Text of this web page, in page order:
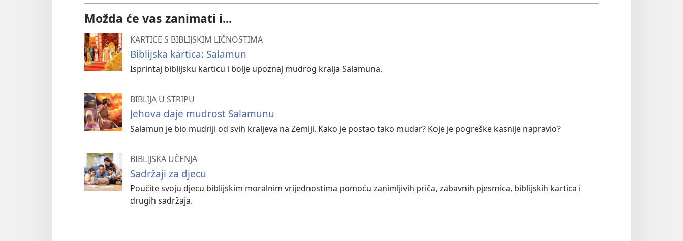
Možda će vas zanimati i...
KARTICE S BIBLIJSKIM LIČNOSTIMA
Biblijska kartica: Salamun
Isprintaj biblijsku karticu i bolje upoznaj mudrog kralja Salamuna.
BIBLIJA U STRIPU
Jehova daje mudrost Salamunu
Salamun je bio mudriji od svih kraljeva na Zemlji. Kako je postao tako mudar? Koje je pogreške kasnije napravio?
BIBLIJSKA UČENJA
Sadržaji za djecu
Poučite svoju djecu biblijskim moralnim vrijednostima pomoću zanimljivih priča, zabavnih pjesmica, biblijskih kartica i
drugih sadržaja.